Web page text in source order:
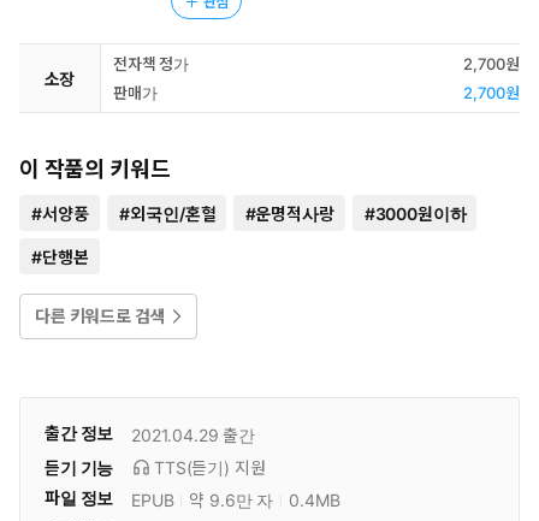
소장
전자책 정가
2,700원
판매가
2,700원
이 작품의 키워드
#서양풍 #외국인/혼혈 #운명적사랑 #3000원이하
#단행본
다른 키워드로 검색
출간 정보 2021.04.29 출간
듣기 기능
TTS(듣기) 지원
파일 정보
EPUB 약 9.6만 자
0.4MB